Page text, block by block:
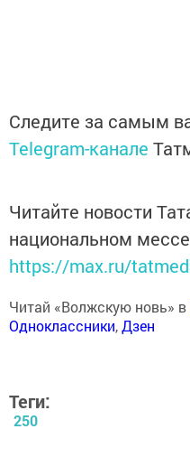
Следите за самым
Telegram-канале
Читайте новости
национальном
https://max.ru/
Читай «Волжскую новь» в
Одноклассники,Дзен
Теги:
250